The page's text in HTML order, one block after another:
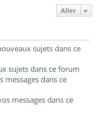
Aller
sujets dans ce
sujets dans ce forum
messages dans ce
messages dans ce